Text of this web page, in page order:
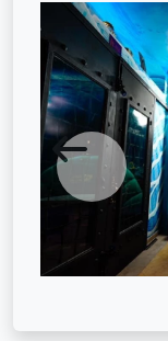
Previous